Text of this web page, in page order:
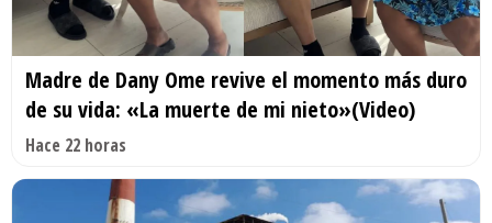
Madre de Dany Ome revive el momento más duro
de su vida: «La muerte de mi nieto»(Video)
Hace 22 horas